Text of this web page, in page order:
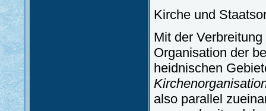
Kirche und
Mit der
Organisation der
heidnischen
also parallel